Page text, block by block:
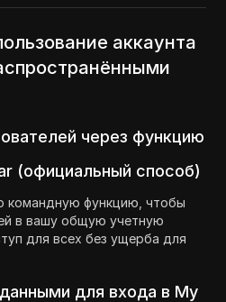
аккаунта
через функцию
(официальный способ)
командную функцию, чтобы
в вашу общую учетную
для всех без ущерба для
для входа в My